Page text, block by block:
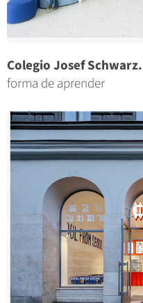
Colegio Josef Schwarz.
forma de aprender